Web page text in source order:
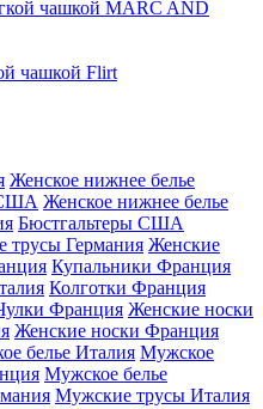
чашкой Flirt
Женское нижнее белье
США Женское нижнее белье
Бюстгальтеры США
трусы Германия Женские
Купальники Франция
Колготки Франция
Франция Женские носки
Женские носки Франция
белье Италия Мужское
Мужское белье
Мужские трусы Италия